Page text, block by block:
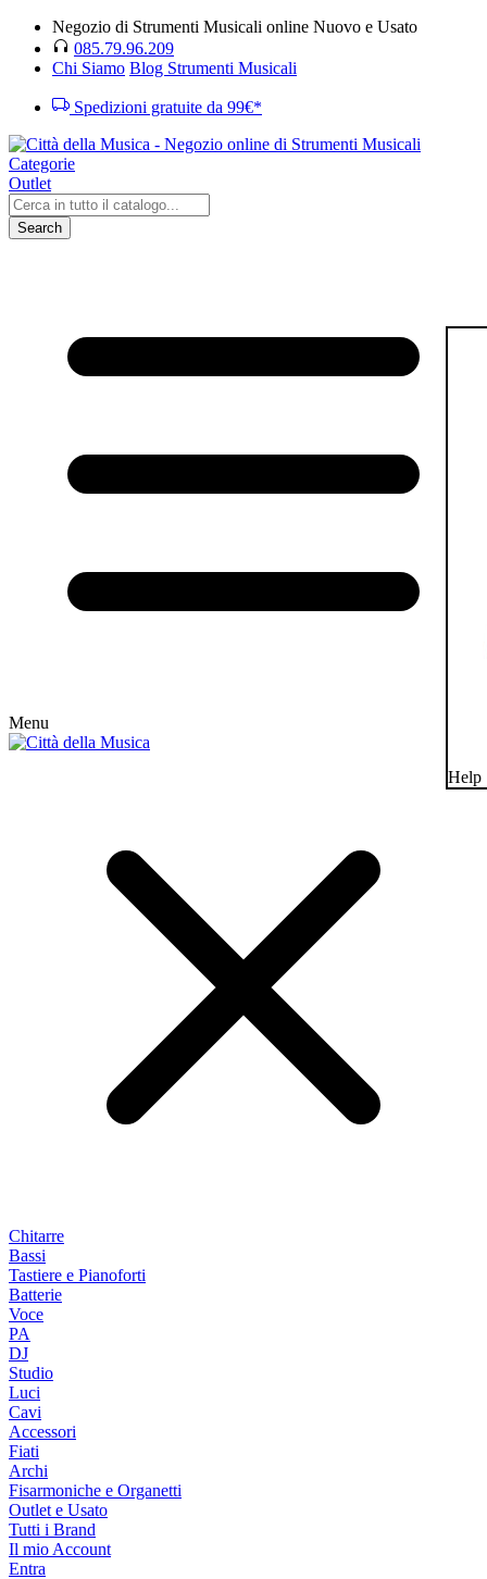
Negozio di Strumenti Musicali online Nuovo e Usato
085.79.96.209
Chi Siamo Blog Strumenti Musicali
Spedizioni gratuite da 99€*
Categorie
Outlet
Search
Menu
Chitarre
Bassi
Tastiere e Pianoforti
Batterie
Voce
PA
DJ
Studio
Luci
Cavi
Accessori
Fiati
Archi
Fisarmoniche e Organetti
Outlet e Usato
Tutti i Brand
Il mio Account
Entra
Help